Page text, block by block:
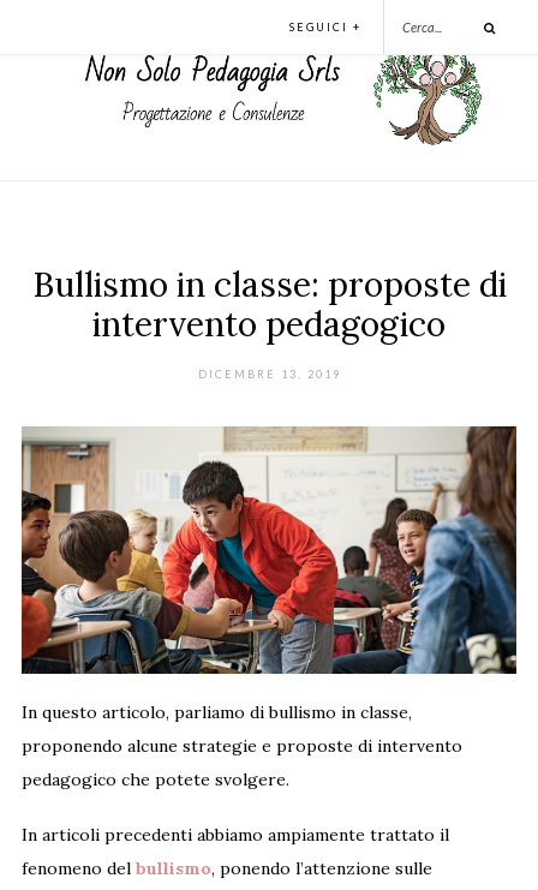
SEGUICI +
Bullismo in classe: proposte di
intervento pedagogico
DICEMBRE 13, 2019
In questo articolo, parliamo di bullismo in classe,
proponendo alcune strategie e proposte di intervento
pedagogico che potete svolgere.
In articoli precedenti abbiamo ampiamente trattato il
fenomeno del bullismo, ponendo l’attenzione sulle